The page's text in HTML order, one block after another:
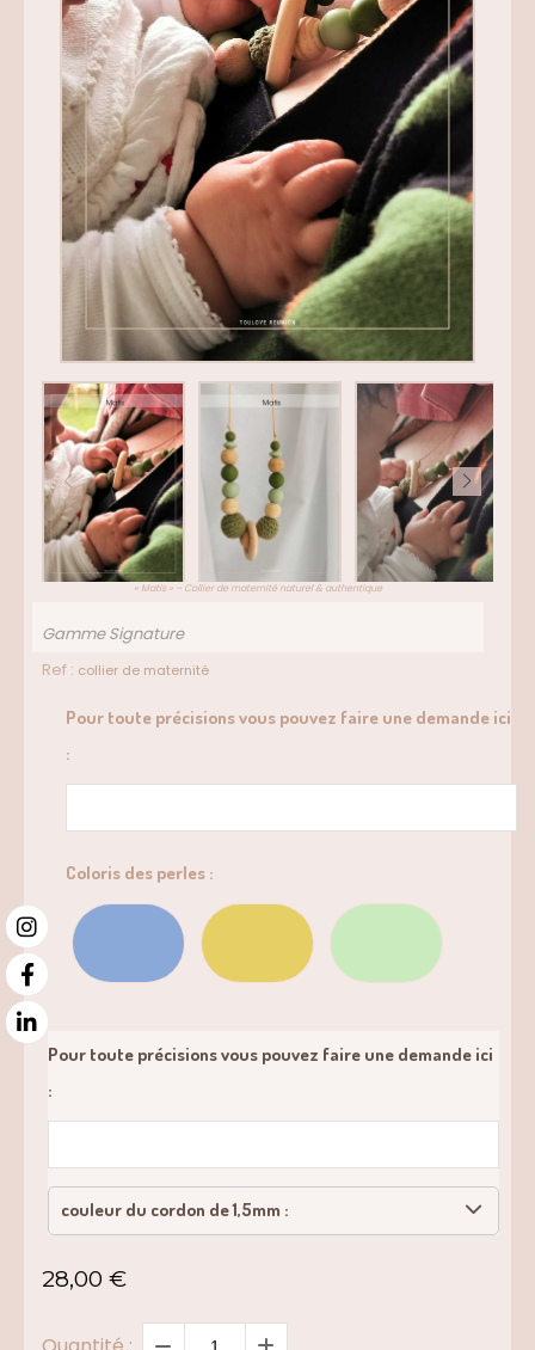
« Matis » – Collier de maternité naturel & authentique
Gamme Signature
Ref : collier de maternité
Pour toute précisions vous pouvez faire une demande ici
:
Coloris des perles :
Pour toute précisions vous pouvez faire une demande ici
:
couleur du cordon de 1,5mm :
bleu - satin
28,00 €